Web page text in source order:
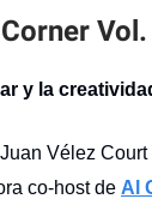
y la
Vélez Court
co-host de Al